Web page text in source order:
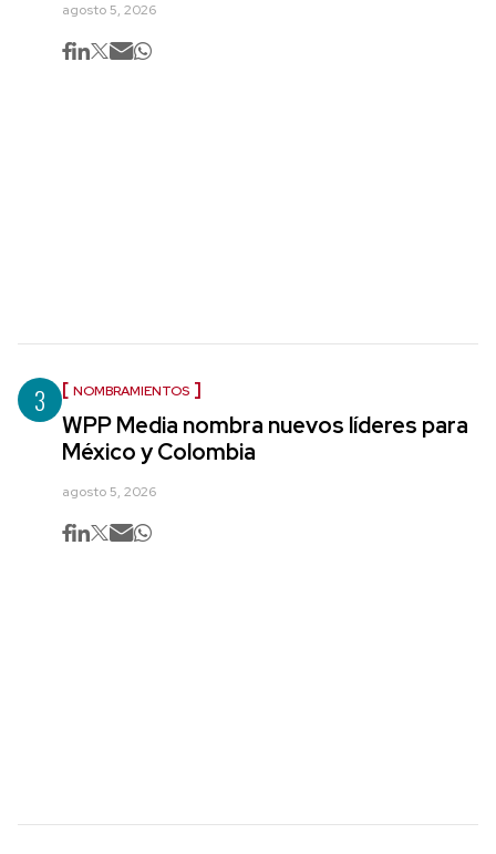
agosto 5, 2026
3 NOMBRAMIENTOS
WPP Media nombra nuevos líderes para
México y Colombia
agosto 5, 2026